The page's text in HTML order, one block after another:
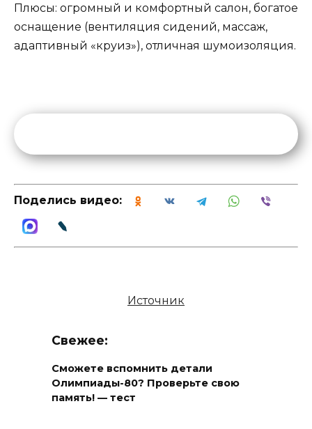
Плюсы: огромный и комфортный салон, богатое
оснащение (вентиляция сидений, массаж,
адаптивный «круиз»), отличная шумоизоляция.
Поделись видео:
Источник
Свежее:
Сможете вспомнить детали
Олимпиады-80? Проверьте свою
память! — тест